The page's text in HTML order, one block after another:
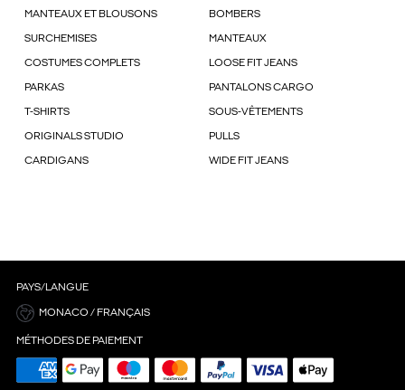
MANTEAUX ET BLOUSONS BOMBERS
SURCHEMISES MANTEAUX
COSTUMES COMPLETS LOOSE FIT JEANS
PARKAS PANTALONS CARGO
T-SHIRTS SOUS-VÊTEMENTS
ORIGINALS STUDIO PULLS
CARDIGANS WIDE FIT JEANS
PAYS/LANGUE
MONACO / FRANÇAIS
MÉTHODES DE PAIEMENT